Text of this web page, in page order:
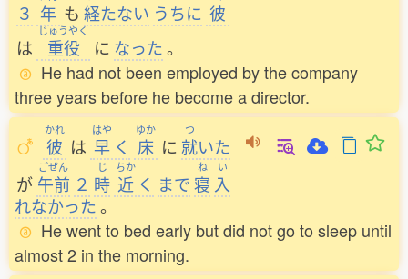
３ 年 も 経たない うちに 彼
は
じゅうやく
重役 に なった。
He had not been employed by the company
three years before he become a director.
かれ
彼 は
はや
早 く
ゆか
床 に
つ
就いた
が
ごぜん
午前 ２
じ
時
ちか
近 く まで
ね
寝
い
入
れなかった。
He went to bed early but did not go to sleep until
almost 2 in the morning.